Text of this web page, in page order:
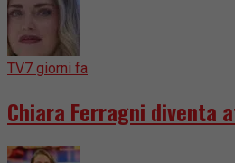
TV7 giorni fa
Chiara Ferragni diventa